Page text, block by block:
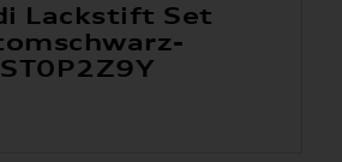
Lackstift Set